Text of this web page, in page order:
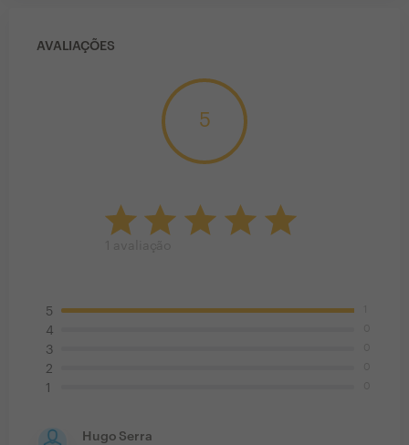
AVALIAÇÕES
5
5
4
3
2
1
Hugo Serra